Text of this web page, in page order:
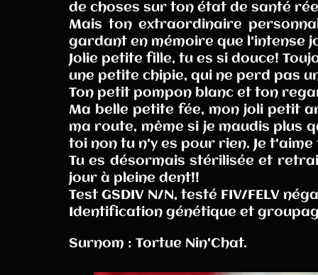
de choses sur ton état de santé
Mais ton extraordinaire
gardant en mémoire que l'intense
Jolie petite fille, tu es si douce!
une petite chipie, qui ne perd pas
Ton petit pompon blanc et ton
Ma belle petite fée, mon joli petit
ma route, même si je maudis plus
toi non tu n'y es pour rien. Je
Tu es désormais stérilisée et
jour à pleine dent!!
Test GSDIV N/N, testé FIV/FELV
Identification génétique et
Surnom : Tortue Nin'Chat.